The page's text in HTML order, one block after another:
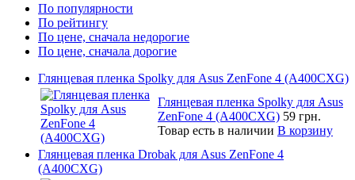
По популярности
По рейтингу
По цене, сначала недорогие
По цене, сначала дорогие
Глянцевая пленка Spolky для Asus ZenFone 4 (A400CXG)
Глянцевая пленка Spolky для Asus
ZenFone 4 (A400CXG) 59 грн.
Товар есть в наличии В корзину
Глянцевая пленка Drobak для Asus ZenFone 4
(A400CXG)